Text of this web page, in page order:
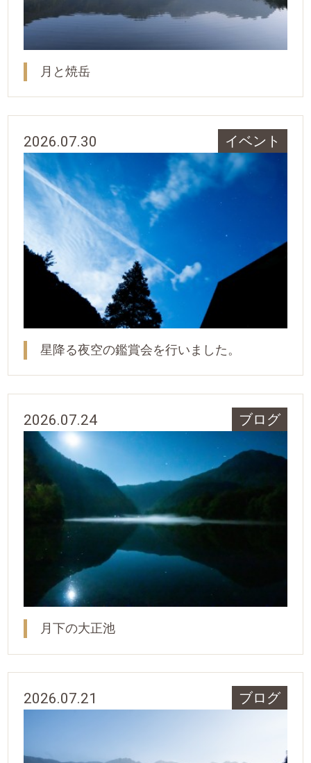
月と焼岳
2026.07.30 イベント
星降る夜空の鑑賞会を行いました。
2026.07.24 ブログ
月下の大正池
2026.07.21 ブログ